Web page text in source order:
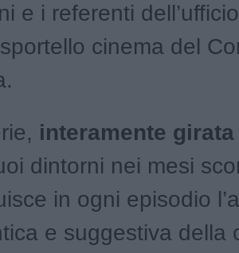
e i referenti
cinema del
interamente
dintorni nei mesi
in ogni episodio
e suggestiva della